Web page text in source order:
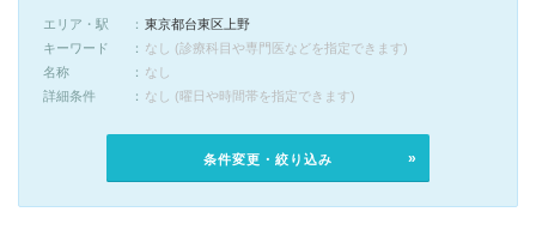
エリア・駅
東京都台東区上野
キーワード
なし (診療科目や専門医などを指定できます)
名称
なし
詳細条件
なし (曜日や時間帯を指定できます)
条件変更・絞り込み